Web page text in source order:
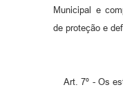
Municipal e
de proteção e
Art. 7º - Os